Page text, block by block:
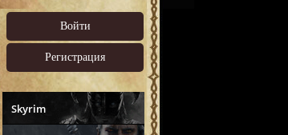
Войти
Регистрация
Skyrim